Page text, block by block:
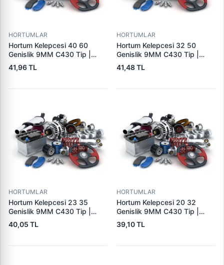
HORTUMLAR
Hortum Kelepcesi 40 60
Genislik 9MM C430 Tip |
ERBI C430 40-60
41,96 TL
HORTUMLAR
Hortum Kelepcesi 32 50
Genislik 9MM C430 Tip |
ERBI C430 32-50
41,48 TL
HORTUMLAR
Hortum Kelepcesi 23 35
Genislik 9MM C430 Tip |
ERBI C430 23-35 | OEM
6981N3
40,05 TL
HORTUMLAR
Hortum Kelepcesi 20 32
Genislik 9MM C430 Tip |
ERBI C430 20-32
39,10 TL